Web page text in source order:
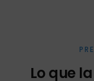
Lo que